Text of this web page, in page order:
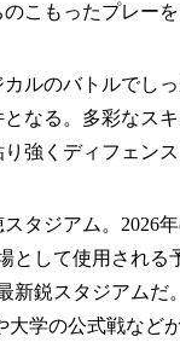
こもったプレーを
ルのバトルでし
なる。多彩なス
強くディフェン
タジアム。2026
として使用される
新鋭スタジアム
学の公式戦など